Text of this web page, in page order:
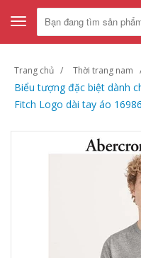
Toggle
navigation
Trang chủ Thời trang nam
Biểu tượng đặc biệt dành
Fitch Logo dài tay áo